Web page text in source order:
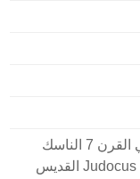
البهجة. البهجة. اسم في القرن 7 الناسك
القديس Judoc (سانت Judocus القديس